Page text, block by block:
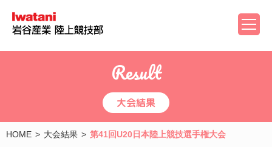
Result
大会結果
HOME 大会結果 第41回U20日本陸上競技選手権大会